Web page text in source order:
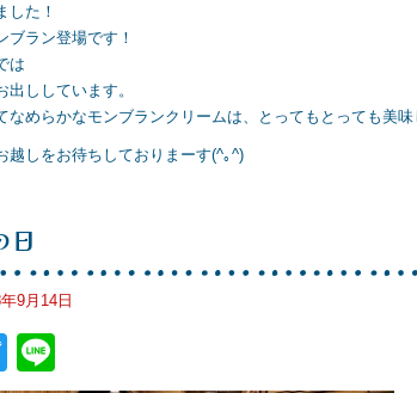
した！
ブラン登場です！
は
出ししています。
なめらかなモンブランクリームは、とってもとっても美
越しをお待ちしておりまーす(^｡^)
日
9月14日
T